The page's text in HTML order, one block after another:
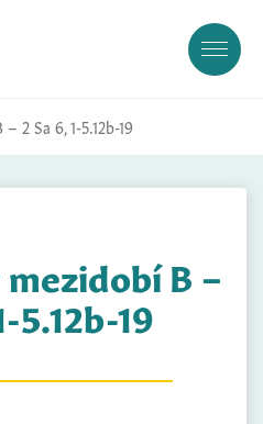
2 Sa 6, 1-5.12b-19
mezidobí B –
5.12b-19